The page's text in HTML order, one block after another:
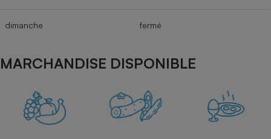
dimanche fermé
MARCHANDISE DISPONIBLE